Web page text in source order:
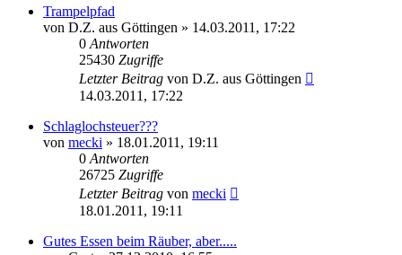
Trampelpfad
von D.Z. aus Göttingen » 14.03.2011, 17:22
0 Antworten
25430 Zugriffe
Letzter Beitrag von D.Z. aus Göttingen
14.03.2011, 17:22
Schlaglochsteuer???
von mecki » 18.01.2011, 19:11
0 Antworten
26725 Zugriffe
Letzter Beitrag von mecki
18.01.2011, 19:11
Gutes Essen beim Räuber, aber.....